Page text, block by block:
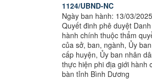
1124/UBND-NC
Ngày ban hành: 13/03/
Quyết đinh phê duyệt
hành chính thuộc thẩm
của sở, ban, ngành, Ủy
cấp huyện, Ủy ban nhân
thực hiện phi địa giới hành
bàn tỉnh Bình Dương